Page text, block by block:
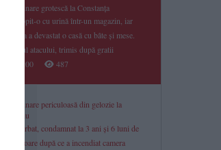
Răzbunare grotescă la Constanța
A stropit-o cu urină într-un magazin, iar
familia a devastat o casă cu bâte și mese.
Liderul atacului, trimis după gratii
17:00
487
Răzbunare periculoasă din gelozie la
Limanu
Un bărbat, condamnat la 3 ani și 6 luni de
închisoare după ce a incendiat camera